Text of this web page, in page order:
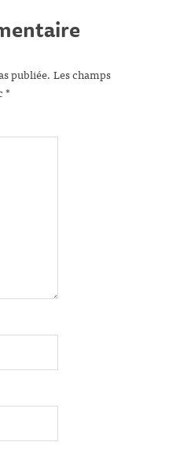
publiée. Les champs
*